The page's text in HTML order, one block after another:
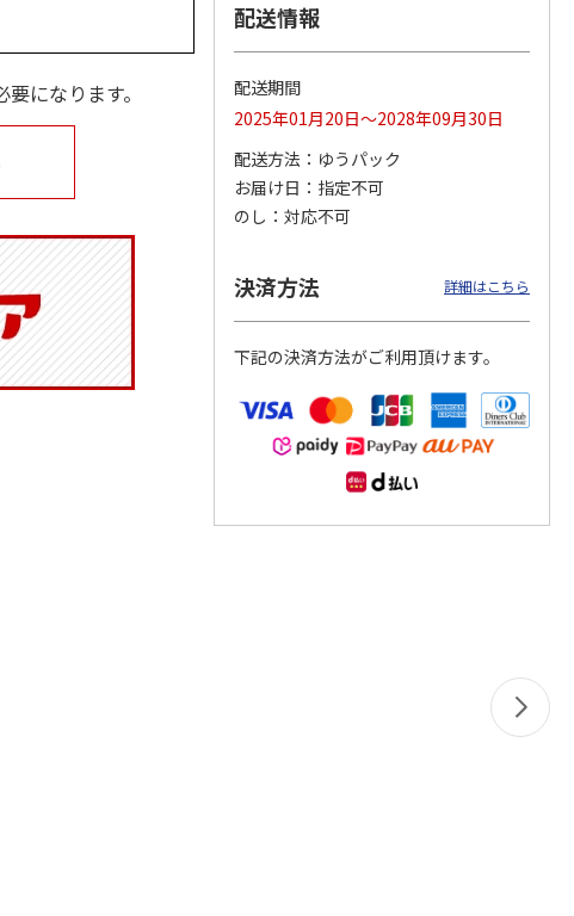
／マルチ
6）
税込)
アニメ『ジョジョの
風』チョコラータと
セッ5.0
1,969円
(送料別・税込)
ポムポムプリン30th
日付印 Lサイズ
4,950円
(送料別・税込)
令和八年七月場所
優勝力士純金製小判
【安青錦】
605,000円
(送料・税込)
になります。
配送情報
配送期間
2025年01月20日～2028年09月30日
配送方法
ゆうパック
お届け日
指定不可
のし
対応不可
決済方法 詳細はこちら
下記の決済方法がご利用頂けます。